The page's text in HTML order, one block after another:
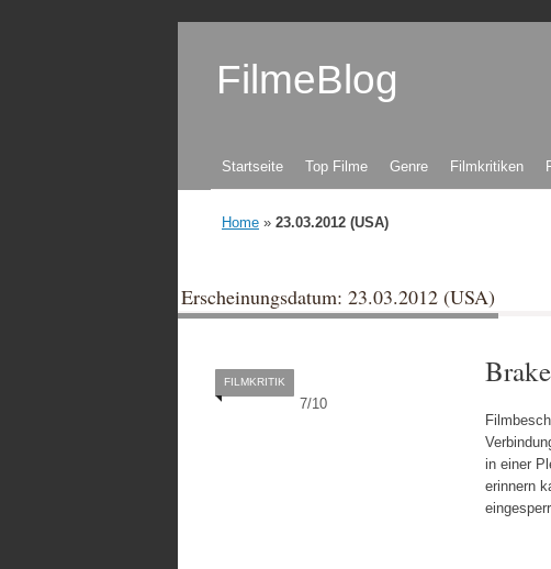
FilmeBlog
Zum Inhalt springen
Startseite Top Filme Genre Filmkritiken
Home » 23.03.2012 (USA)
Erscheinungsdatum: 23.03.2012 (USA)
7/10
FILMKRITIK
in einer
erinnern